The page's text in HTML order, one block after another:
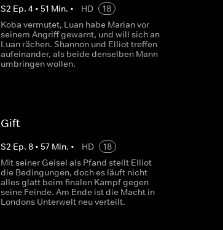
S2 Ep. 4 • 51 Min. • HD
18
Koba vermutet, Luan habe Marian vor
seinem Angriff gewarnt, und will sich an
Luan rächen. Shannon und Elliot treffen
aufeinander, als beide denselben Mann
umbringen wollen.
Gift
S2 Ep. 8• 57Min. • HD
18
Mit seiner Geisel als Pfand stellt Elliot
die Bedingungen, doch es läuft nicht
alles glatt beim finalen Kampf gegen
seine Feinde. Am Ende ist die Macht in
Londons Unterwelt neu verteilt.